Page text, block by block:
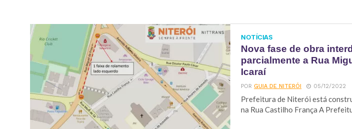
NOTÍCIAS
Nova fase de obra
parcialmente a Rua
Icaraí
PORGUIA DE NITERÓI 05/12/2022
Prefeitura de Niterói está
na Rua Castilho França A